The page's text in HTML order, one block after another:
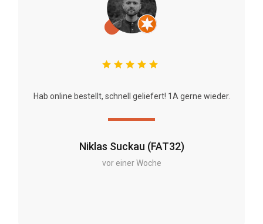
Niklas Suckau (FAT32)
vor einer Woche
Hab online bestellt, schnell geliefert! 1A gerne wieder.